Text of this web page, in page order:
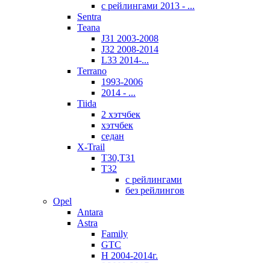
с рейлингами 2013 - ...
Sentra
Teana
J31 2003-2008
J32 2008-2014
L33 2014-...
Terrano
1993-2006
2014 - ...
Tiida
2 хэтчбек
хэтчбек
седан
X-Trail
T30,T31
T32
с рейлингами
без рейлингов
Opel
Antara
Astra
Family
GTC
H 2004-2014г.